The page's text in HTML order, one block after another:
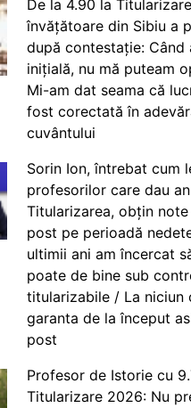
De la 4.90 la
învățătoare din Sibiu a
după contestație: Când
inițială, nu mă puteam
Mi-am dat seama că
fost corectată în
cuvântului
Sorin Ion, întrebat cum
profesorilor care dau
Titularizarea, obțin
post pe perioadă
ultimii ani am încercat
poate de bine sub
titularizabile / La niciun
garanta de la început
post
Profesor de Istorie cu
Titularizare 2026: Nu